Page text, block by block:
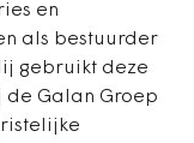
en
als bestuurder
gebruikt deze
Galan Groep